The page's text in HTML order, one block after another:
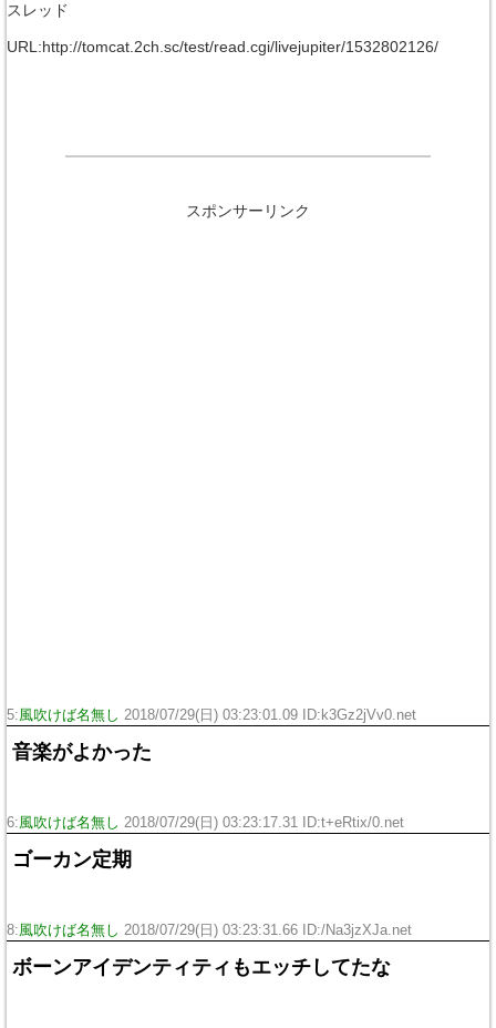
スレッド
URL:http://tomcat.2ch.sc/test/read.cgi/livejupiter/1532802126/
スポンサーリンク
5:風吹けば名無し 2018/07/29(日) 03:23:01.09 ID:k3Gz2jVv0.net
音楽がよかった
6:風吹けば名無し 2018/07/29(日) 03:23:17.31 ID:t+eRtix/0.net
ゴーカン定期
8:風吹けば名無し 2018/07/29(日) 03:23:31.66 ID:/Na3jzXJa.net
ボーンアイデンティティもエッチしてたな